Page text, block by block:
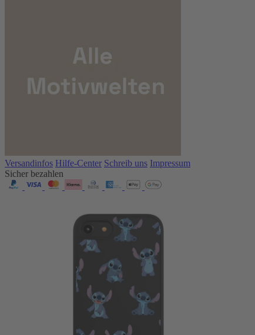
Versandinfos Hilfe-Center Schreib uns Impressum
Sicher bezahlen